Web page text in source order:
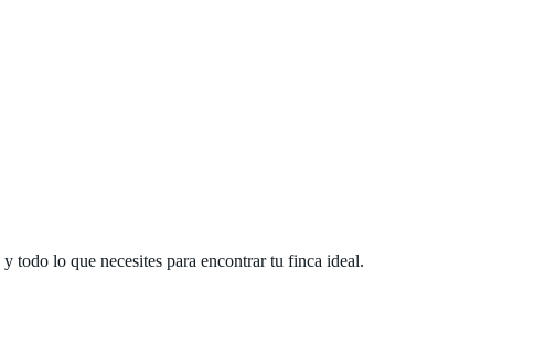
todo lo que necesites para encontrar tu finca ideal.